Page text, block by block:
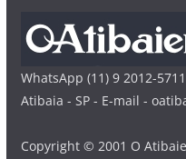
WhatsApp (11) 9 2012-5711
Atibaia - SP - E-mail -
Copyright © 2001 O